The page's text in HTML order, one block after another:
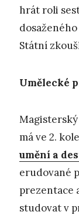
hrát roli
Státní
Umělecké
má ve 2.
umění a
erudované
prezentace
studovat v